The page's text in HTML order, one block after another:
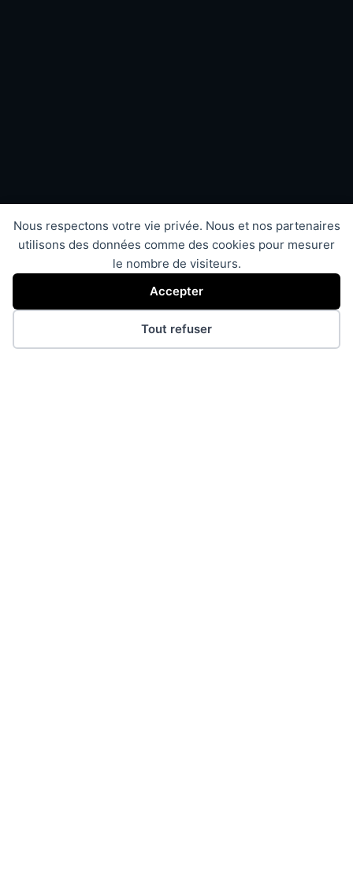
Nous respectons votre vie privée. Nous et nos partenaires
utilisons des données comme des cookies pour mesurer
le nombre de visiteurs.
Accepter
Tout refuser